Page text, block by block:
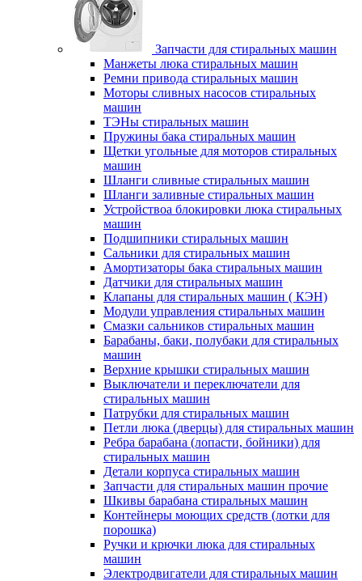
Запчасти для стиральных машин
Манжеты люка стиральных машин
Ремни привода стиральных машин
Моторы сливных насосов стиральных
машин
ТЭНы стиральных машин
Пружины бака стиральных машин
Щетки угольные для моторов стиральных
машин
Шланги сливные стиральных машин
Шланги заливные стиральных машин
Устройствоа блокировки люка стиральных
машин
Подшипники стиральных машин
Сальники для стиральных машин
Амортизаторы бака стиральных машин
Датчики для стиральных машин
Клапаны для стиральных машин ( КЭН)
Модули управления стиральных машин
Смазки сальников стиральных машин
Барабаны, баки, полубаки для стиральных
машин
Верхние крышки стиральных машин
Выключатели и переключатели для
стиральных машин
Патрубки для стиральных машин
Петли люка (дверцы) для стиральных машин
Ребра барабана (лопасти, бойники) для
стиральных машин
Детали корпуса стиральных машин
Запчасти для стиральных машин прочие
Шкивы барабана стиральных машин
Контейнеры моющих средств (лотки для
порошка)
Ручки и крючки люка для стиральных
машин
Электродвигатели для стиральных машин